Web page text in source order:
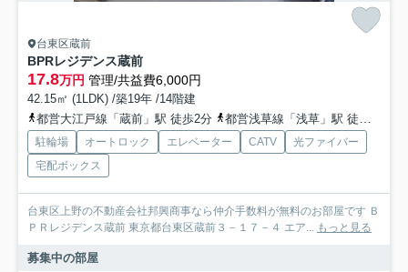
台東区蔵前
BPRレジデンス蔵前
17.8万円 管理/共益費6,000円
42.15㎡ (1LDK) /築19年 /14階建
都営大江戸線「蔵前」駅 徒歩2分
都営浅草線「浅草」駅 徒歩5分
駐輪場 オートロック エレベーター CATV
光ファイバー
宅配ボックス
台東区上野の不動産会社邦興商事なら仲介手数料が無料のお部屋です Ｂ
ＰＲレジデンス蔵前 東京都台東区蔵前３－１７－４ エア... もっと見る
募集中の部屋